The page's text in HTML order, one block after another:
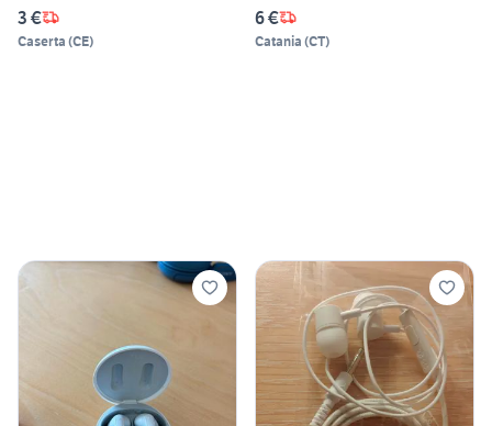
3 €
Caserta (CE)
6 €
Catania (CT)